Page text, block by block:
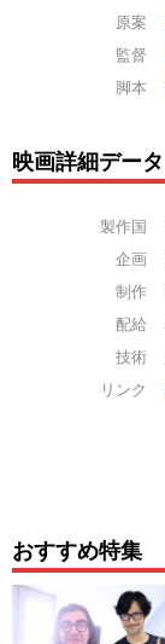
原案
監督
脚本
映画詳細データ
製作国
企画
制作
配給
技術
リンク
おすすめ特集